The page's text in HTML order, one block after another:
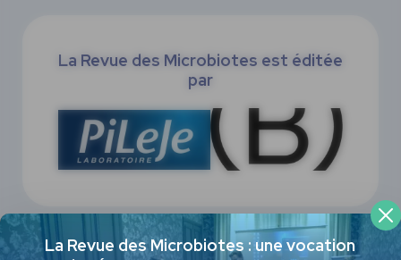
La Revue des Microbiotes est éditée
par
La Revue des Microbiotes : une vocation